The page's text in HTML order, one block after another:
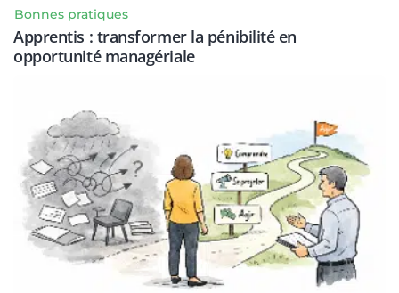
Bonnes pratiques
Apprentis : transformer la pénibilité en
opportunité managériale